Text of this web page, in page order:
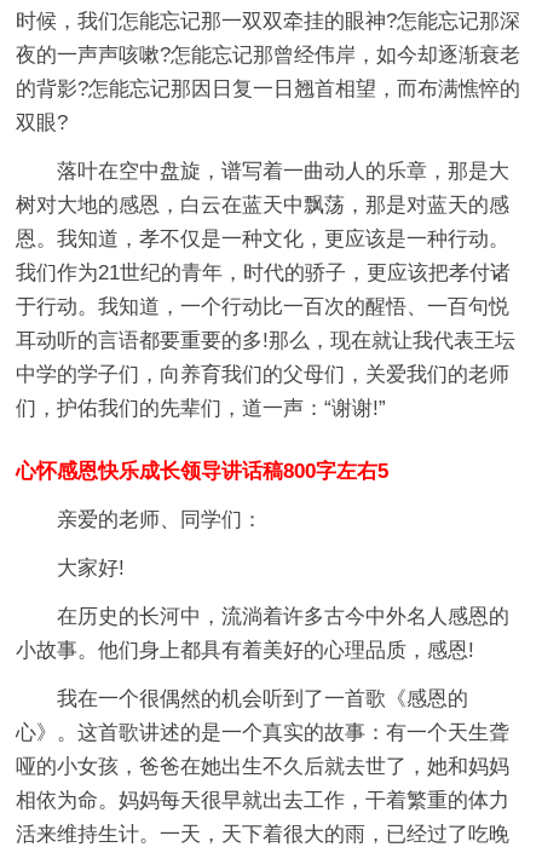
时候，我们怎能忘记那一双双牵挂的眼神?怎能忘记那深
夜的一声声咳嗽?怎能忘记那曾经伟岸，如今却逐渐衰老
的背影?怎能忘记那因日复一日翘首相望，而布满憔悴的
双眼?
落叶在空中盘旋，谱写着一曲动人的乐章，那是大
树对大地的感恩，白云在蓝天中飘荡，那是对蓝天的感
恩。我知道，孝不仅是一种文化，更应该是一种行动。
我们作为21世纪的青年，时代的骄子，更应该把孝付诸
于行动。我知道，一个行动比一百次的醒悟、一百句悦
耳动听的言语都要重要的多!那么，现在就让我代表王坛
中学的学子们，向养育我们的父母们，关爱我们的老师
们，护佑我们的先辈们，道一声：“谢谢!”
心怀感恩快乐成长领导讲话稿800字左右5
亲爱的老师、同学们：
大家好!
在历史的长河中，流淌着许多古今中外名人感恩的
小故事。他们身上都具有着美好的心理品质，感恩!
我在一个很偶然的机会听到了一首歌《感恩的
心》。这首歌讲述的是一个真实的故事：有一个天生聋
哑的小女孩，爸爸在她出生不久后就去世了，她和妈妈
相依为命。妈妈每天很早就出去工作，干着繁重的体力
活来维持生计。一天，天下着很大的雨，已经过了吃晚